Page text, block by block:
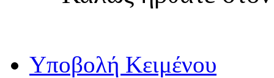
Yποβολή Κειμένου